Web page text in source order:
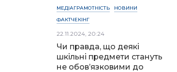
МЕДІАГРАМОТНІСТЬ
НОВИНИ
ФАКТЧЕКІНГ
22.11.2024, 20:24
Чи правда, що деякі
шкільні предмети стануть
не обов’язковими до